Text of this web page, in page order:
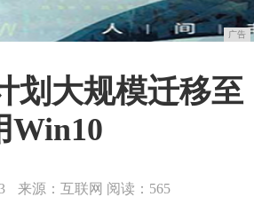
广告
划大规模迁移至
Win10
来源：互联网 阅读：565